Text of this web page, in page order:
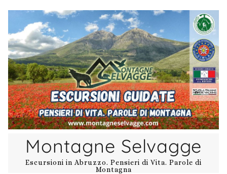
contenuto
Montagne Selvagge
Escursioni in Abruzzo. Pensieri di Vita. Parole di
Montagna